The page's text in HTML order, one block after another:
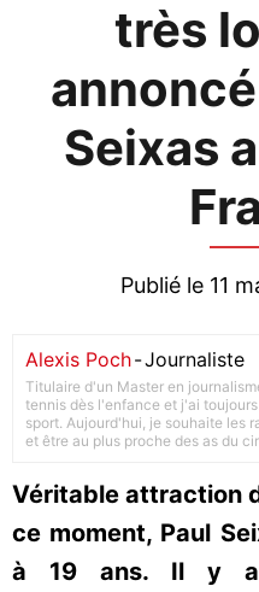
très
Seixas
Publié le 11
Alexis Poch-Journaliste
Titulaire d'un Master en
tennis dès l'enfance et j'ai
sport. Aujourd'hui, je souhaite les
et être au plus proche des as du
Véritable attraction
ce moment, Paul
à 19 ans. Il y a